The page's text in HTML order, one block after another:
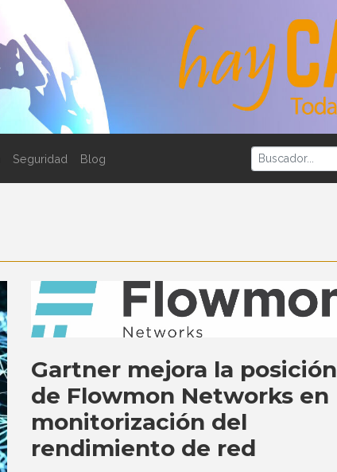
Seguridad Blog
Gartner mejora la posición
de Flowmon Networks en
monitorización del
rendimiento de red